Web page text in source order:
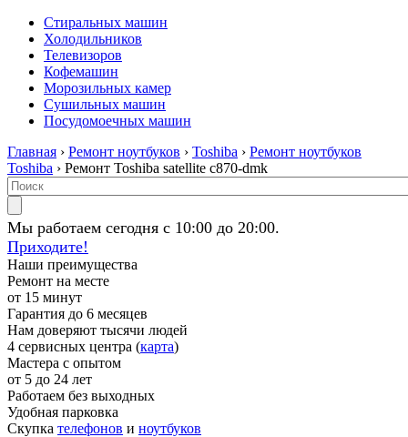
Стиральных машин
Холодильников
Телевизоров
Кофемашин
Морозильных камер
Сушильных машин
Посудомоечных машин
Главная › Ремонт ноутбуков › Toshiba › Ремонт ноутбуков
Toshiba › Ремонт Toshiba satellite c870-dmk
Мы работаем сегодня с 10:00 до 20:00.
Приходите!
Наши преимущества
Ремонт на месте
от 15 минут
Гарантия до 6 месяцев
Нам доверяют тысячи людей
4 сервисных центра (карта)
Мастера с опытом
от 5 до 24 лет
Работаем без выходных
Удобная парковка
Скупка телефонов и ноутбуков